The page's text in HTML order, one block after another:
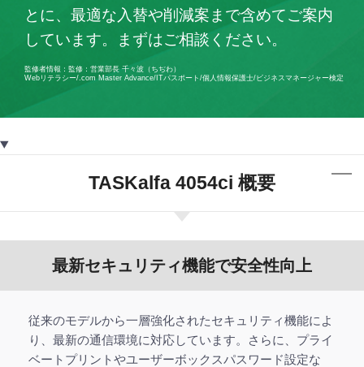
とに、最適な入替や削減案まで含めてご案内
しています。まずはご相談ください。
監修者情報：監修：営業部長 千々波（ちぢわ）
Webリテラシー/.com Master Advance/ITパスポート/個人情報保護士/ビジネスマネージャー検定
TASKalfa 4054ci 概要
最新セキュリティ機能で安全性向上
従来のモデルから一層強化されたセキュリティ機能によ
り、最新の通信環境に対応しています。さらに、プライ
ベートプリントやユーザーボックスパスワード設定な